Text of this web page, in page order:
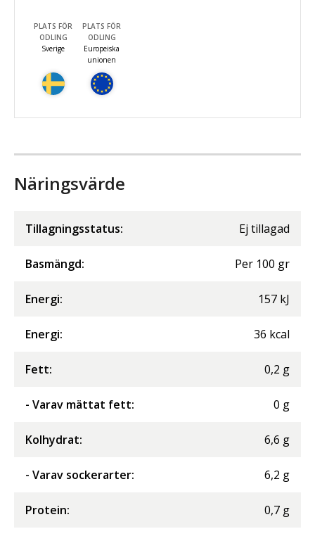
PLATS FÖR
ODLING
Sverige
PLATS FÖR
ODLING
Europeiska
unionen
Näringsvärde
Tillagningsstatus: Ej tillagad
Basmängd: Per 100 gr
Energi: 157 kJ
Energi: 36 kcal
Fett: 0,2 g
- Varav mättat fett: 0 g
Kolhydrat: 6,6 g
- Varav sockerarter: 6,2 g
Protein: 0,7 g